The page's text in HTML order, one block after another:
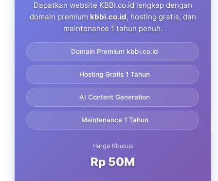
Dapatkan website KBBI.co.id lengkap dengan
domain premium kbbi.co.id, hosting gratis, dan
maintenance 1 tahun penuh.
Domain Premium kbbi.co.id
Hosting Gratis 1 Tahun
AI Content Generation
Maintenance 1 Tahun
Harga Khusus
Rp 50M